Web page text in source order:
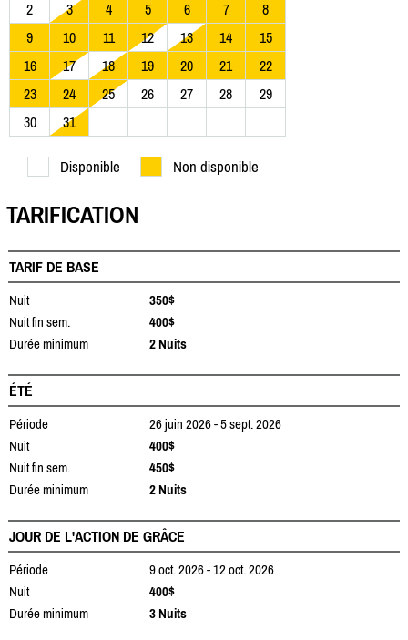
2
3 4 5 6 7
8
9
10 11 12 13 14
15
16
17 18 19 20 21
22
23
24 25 26 27 28
29
30
31
Disponible Non disponible
TARIFICATION
TARIF DE BASE
Nuit
350$
Nuit fin sem.
400$
Durée minimum
2 Nuits
ÉTÉ
Période
26 juin 2026 - 5 sept. 2026
Nuit
400$
Nuit fin sem.
450$
Durée minimum
2 Nuits
JOUR DE L'ACTION DE GRÂCE
Période
9 oct. 2026 - 12 oct. 2026
Nuit
400$
Durée minimum
3 Nuits